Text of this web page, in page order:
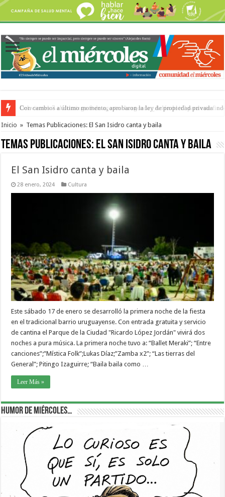
Del viernes 7 al domingo 9 de agosto: la agenda ¿A dónde ir? para este
Inicio » Temas Publicaciones: El San Isidro canta y baila
Temas Publicaciones: El San Isidro canta y baila
El San Isidro canta y baila
28 enero, 2024 Cultura
Este sábado 17 de enero se desarrolló la primera noche de la fiesta
en el tradicional barrio uruguayense. Con entrada gratuita y servicio
de cantina el Parque de la Ciudad "Ricardo López Jordán" vivirá dos
noches a pura música. La primera noche tuvo a: “Ballet Meraki”; “Entre
canciones”;”Mística Folk”;Lukas Díaz;”Zamba x2”; “Las tierras del
General”; Pitingo Izaguirre; “Baila baila como …
Leer Más »
Humor de Miércoles…